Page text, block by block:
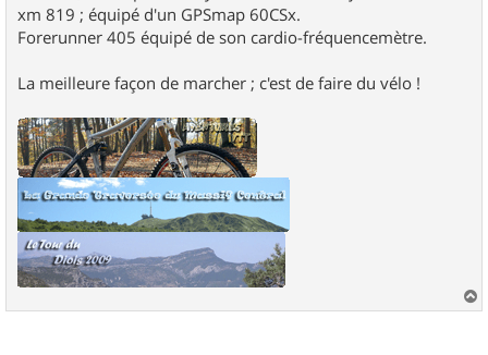
xm 819 ; équipé d'un GPSmap 60CSx.
Forerunner 405 équipé de son cardio-fréquencemètre.
La meilleure façon de marcher ; c'est de faire du vélo !
a